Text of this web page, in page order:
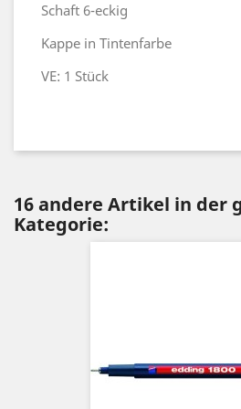
Schaft 6-eckig
Kappe in Tintenfarbe
VE: 1 Stück
16 andere Artikel in der
Kategorie: